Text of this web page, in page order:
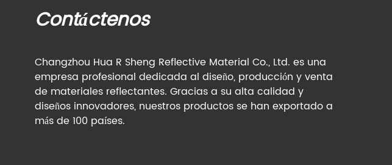
Contáctenos
Changzhou Hua R Sheng Reflective Material Co., Ltd. es una
empresa profesional dedicada al diseño, producción y venta
de materiales reflectantes. Gracias a su alta calidad y
diseños innovadores, nuestros productos se han exportado a
más de 100 países.